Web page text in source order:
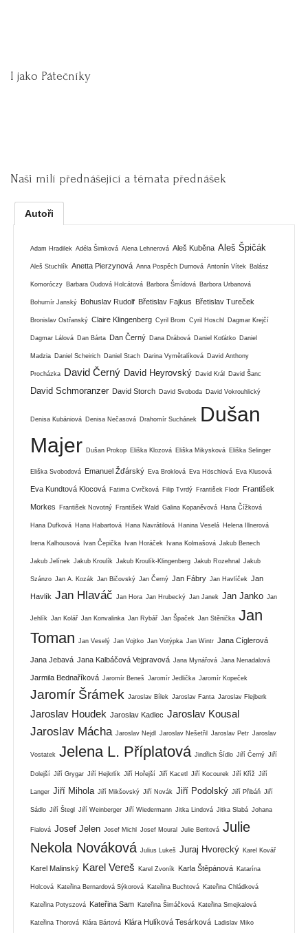
I jako Pátečníky
Naši milí přednášející a témata přednášek
Autoři
Adam Hradilek Adéla Šimková Alena Lehnerová Aleš Kuběna Aleš Špičák
Aleš Stuchlík Anetta Pierzynová Anna Pospěch Durnová Antonín Vítek Balász
Komoróczy Barbara Oudová Holcátová Barbora Šmídová Barbora Urbanová
Bohumír Janský Bohuslav Rudolf Břetislav Fajkus Břetislav Tureček
Bronislav Ostřanský Claire Klingenberg Cyril Brom Cyril Hoschl Dagmar Krejčí
Dagmar Lálová Dan Bárta Dan Černý Dana Drábová Daniel Koťátko Daniel
Madzia Daniel Scheirich Daniel Stach Darina Vymětalíková David Anthony
Procházka David Černý David Heyrovský David Král David Šanc
David Schmoranzer David Storch David Svoboda David Vokrouhlický
Denisa Kubániová Denisa Nečasová Drahomír Suchánek
Dušan
Majer Dušan Prokop Eliška Klozová Eliška Mikysková Eliška Selinger
Eliška Svobodová Emanuel Žďárský Eva Broklová Eva Höschlová Eva Klusová
Eva Kundtová Klocová Fatima Cvrčková Filip Tvrdý František Flodr František
Morkes František Novotný František Wald Galina Kopaněvová Hana Čížková
Hana Dufková Hana Habartová Hana Navrátilová Hanina Veselá Helena Illnerová
Irena Kalhousová Ivan Čepička Ivan Horáček Ivana Kolmašová Jakub Benech
Jakub Jelínek Jakub Kroulík Jakub Kroulík-Klingenberg Jakub Rozehnal Jakub
Szánzo Jan A. Kozák Jan Bičovský Jan Černý Jan Fábry Jan Havlíček Jan
Havlík Jan Hlaváč Jan Hora Jan Hrubecký Jan Janek Jan Janko Jan
Jehlík Jan Kolář Jan Konvalinka Jan Rybář Jan Špaček Jan Stěnička Jan
Toman
Jan Veselý Jan Vojtko Jan Votýpka Jan Wintr Jana Cíglerová
Jana Jebavá Jana Kalbáčová Vejpravová Jana Mynářová Jana Nenadalová
Jarmila Bednaříková Jaromír Beneš Jaromír Jedlička Jaromír Kopeček
Jaromír Šrámek Jaroslav Bílek Jaroslav Fanta Jaroslav Flejberk
Jaroslav Houdek Jaroslav Kadlec Jaroslav Kousal
Jaroslav Mácha Jaroslav Nejdl Jaroslav Nešetřil Jaroslav Petr Jaroslav
Vostatek Jelena L. Příplatová Jindřich Šídlo Jiří Černý Jiří
Dolejší Jiří Grygar Jiří Hejkrlík Jiří Hořejší Jiří Kacetl Jiří Kocourek Jiří Kříž Jiří
Langer Jiří Mihola Jiří Mikšovský Jiří Novák Jiří Podolský Jiří Přibáň Jiří
Sádlo Jiří Štegl Jiří Weinberger Jiří Wiedermann Jitka Lindová Jitka Slabá Johana
Fialová Josef Jelen Josef Michl Josef Moural Julie Beritová Julie
Nekola Nováková Julius Lukeš Juraj Hvorecký Karel Kovář
Karel Malinský Karel Vereš Karel Zvoník Karla Štěpánová Katarína
Holcová Kateřina Bernardová Sýkorová Kateřina Buchtová Kateřina Chládková
Kateřina Potyszová Kateřina Sam Kateřina Šimáčková Kateřina Smejkalová
Kateřina Thorová Klára Bártová Klára Hulíková Tesárková Ladislav Miko